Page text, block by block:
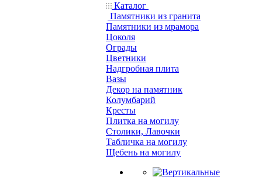
Каталог
Памятники из гранита
Памятники из мрамора
Цоколя
Ограды
Цветники
Надгробная плита
Вазы
Декор на памятник
Колумбарий
Кресты
Плитка на могилу
Столики, Лавочки
Табличка на могилу
Щебень на могилу